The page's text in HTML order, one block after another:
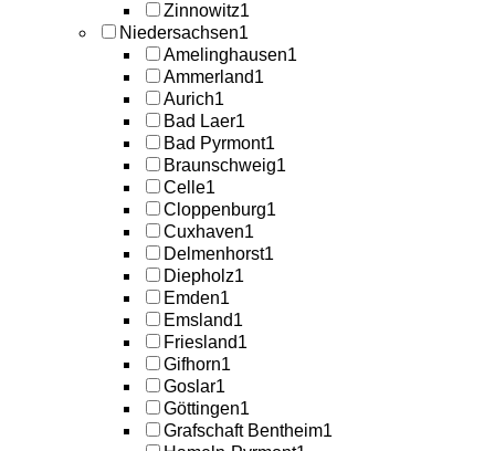
Zinnowitz1
Niedersachsen1
Amelinghausen1
Ammerland1
Aurich1
Bad Laer1
Bad Pyrmont1
Braunschweig1
Celle1
Cloppenburg1
Cuxhaven1
Delmenhorst1
Diepholz1
Emden1
Emsland1
Friesland1
Gifhorn1
Goslar1
Göttingen1
Grafschaft Bentheim1